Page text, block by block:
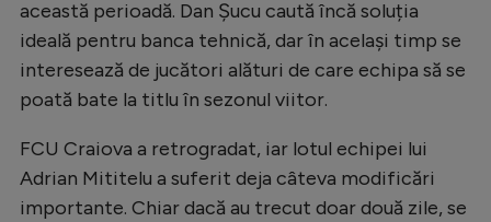
Stranieri
Clasamente
Tenis
Handbal
această perioadă. Dan Șucu caută încă soluția
ideală pentru banca tehnică, dar în același timp se
interesează de jucători alături de care echipa să se
poată bate la titlu în sezonul viitor.
FCU Craiova a retrogradat, iar lotul echipei lui
Adrian Mititelu a suferit deja câteva modificări
importante. Chiar dacă au trecut doar două zile, se